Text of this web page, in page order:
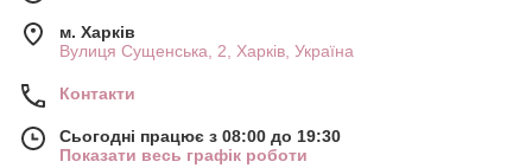
м. Харків
Вулиця Сущенська, 2, Харків, Україна
Контакти
Сьогодні працює з 08:00 до 19:30
Показати весь графік роботи